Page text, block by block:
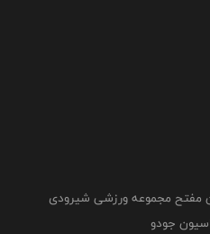
مفتح مجموعه ورزشی شیرودی